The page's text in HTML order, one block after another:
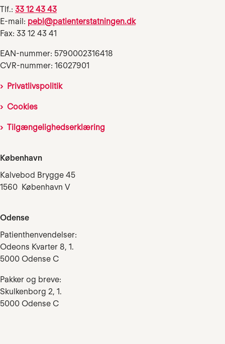
Tlf.: 33 12 43 43
E-mail: pebl@patienterstatningen.dk
Fax: 33 12 43 41
EAN-nummer: 5790002316418
CVR-nummer: 16027901
Privatlivspolitik
Cookies
Tilgængelighedserklæring
København
Kalvebod Brygge 45
1560 København V
Odense
Patienthenvendelser:
Odeons Kvarter 8, 1.
5000 Odense C
Pakker og breve:
Skulkenborg 2, 1.
5000 Odense C